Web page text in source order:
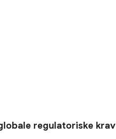
regulatoriske krav